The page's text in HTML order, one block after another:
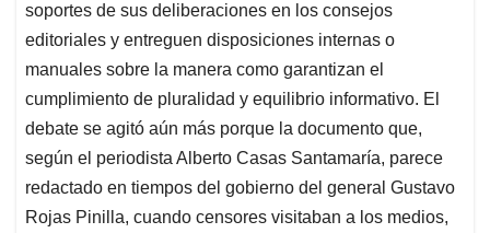
soportes de sus deliberaciones en los consejos
editoriales y entreguen disposiciones internas o
manuales sobre la manera como garantizan el
cumplimiento de pluralidad y equilibrio informativo. El
debate se agitó aún más porque la documento que,
según el periodista Alberto Casas Santamaría, parece
redactado en tiempos del gobierno del general Gustavo
Rojas Pinilla, cuando censores visitaban a los medios,